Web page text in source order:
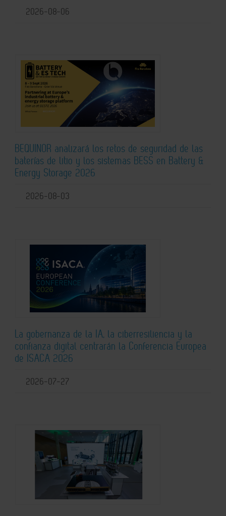
2026-08-06
BEQUINOR analizará los retos de seguridad de las
baterías de litio y los sistemas BESS en Battery &
Energy Storage 2026
2026-08-03
La gobernanza de la IA, la ciberresiliencia y la
confianza digital centrarán la Conferencia Europea
de ISACA 2026
2026-07-27